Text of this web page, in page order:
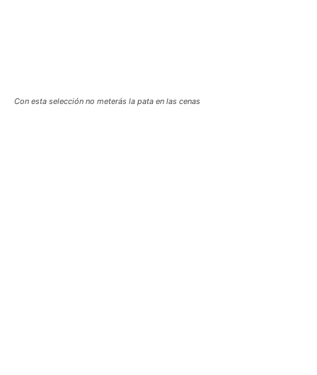
Con esta selección no meterás la pata en las cenas